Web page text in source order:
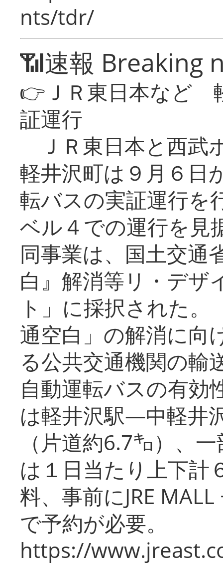
nts/tdr/
📶速報 Breaking
👉ＪＲ東日本など
証運行
ＪＲ東日本と西武
軽井沢町は９月６日
転バスの実証運行を
ベル４での運行を見
同事業は、国土交通
白』解消等リ・デザ
ト」に採択された
通空白」の解消に向
る公共交通機関の輸
自動運転バスの有効
は軽井沢駅―中軽井
（片道約6.7㌔）、
は１日当たり上下計
料、事前にJRE
で予約が必要。
https://